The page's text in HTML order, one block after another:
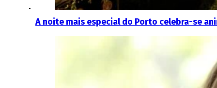
A noite mais especial do Porto celebra-se